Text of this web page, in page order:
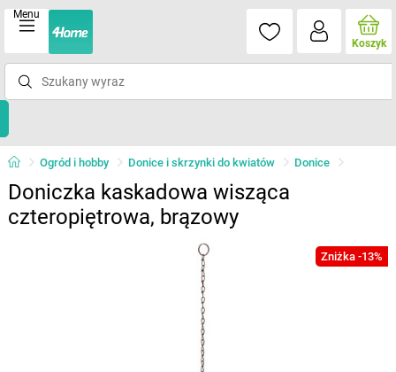
Menu
Koszyk
Ogród i hobby Donice i skrzynki do kwiatów Donice
Doniczka kaskadowa wisząca
czteropiętrowa, brązowy
Zniżka -13%